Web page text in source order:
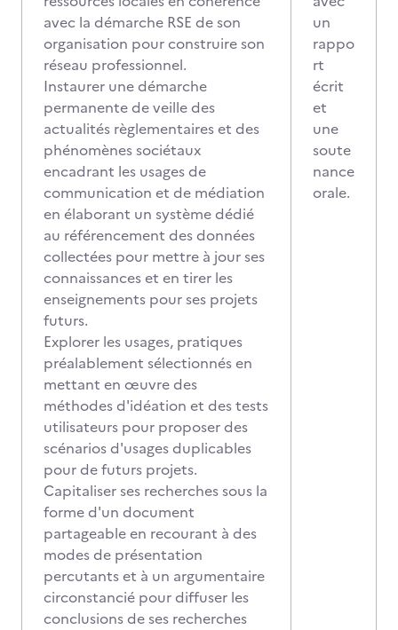
avec la démarche RSE de son
organisation pour construire son
réseau professionnel.
Instaurer une démarche
permanente de veille des
actualités règlementaires et des
phénomènes sociétaux
encadrant les usages de
communication et de médiation
en élaborant un système dédié
au référencement des données
collectées pour mettre à jour ses
connaissances et en tirer les
enseignements pour ses projets
futurs.
Explorer les usages, pratiques
préalablement sélectionnés en
mettant en œuvre des
méthodes d'idéation et des tests
utilisateurs pour proposer des
scénarios d'usages duplicables
pour de futurs projets.
Capitaliser ses recherches sous la
forme d'un document
partageable en recourant à des
modes de présentation
percutants et à un argumentaire
circonstancié pour diffuser les
conclusions de ses recherches
un
rappo
rt
écrit
et
une
soute
nance
orale.